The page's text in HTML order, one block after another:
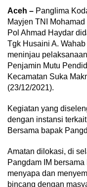
Aceh – Panglima
Mayjen TNI
Pol Ahmad Haydar
Tgk Husaini A.
meninjau
Penjamin Mutu
Kecamatan Suka
(23/12/2021).
Kegiatan yang
dengan instansi
Bersama bapak
Amatan dilokasi, di
Pangdam IM
menyapa dan
bincang dengan